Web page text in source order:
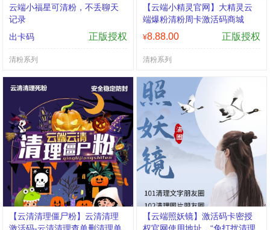
云端小福星可清粉，不丢聊天
记录
出卡码
正版授权
清粉系列
【云端小精灵官网】大精灵云
端爆粉清粉周卡激活码商城
¥8.88.00 正版授权
清粉系列
【云清清理僵尸粉】云清清理
【云端照妖镜】激活码卡密授